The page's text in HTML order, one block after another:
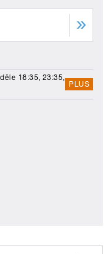
18:35, 23:35,
PLUS